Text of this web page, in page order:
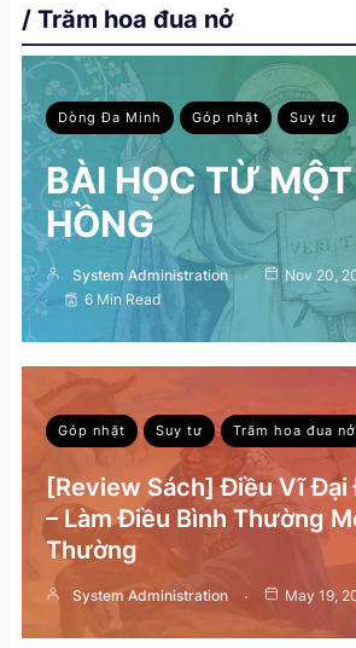
/ Trăm hoa đua nở
Dòng Đa Minh Góp nhặt Suy tư
BÀI HỌC TỪ
HỒNG
System Administration
Nov 20,
6 Min Read
Góp nhặt Suy tư Trăm hoa đua nở
[Review Sách] Điều Vĩ
– Làm Điều Bình Thường
Thường
System Administration May 19,